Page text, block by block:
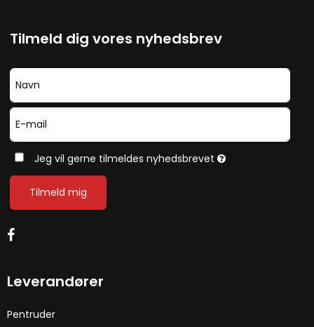
Tilmeld dig vores nyhedsbrev
Jeg vil gerne tilmeldes nyhedsbrevet
Tilmeld mig
Leverandører
Pentruder